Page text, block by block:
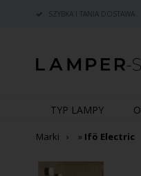
SZYBKA I TANIA DOSTAWA
TYP LAMPY
Marki » Ifö Electric